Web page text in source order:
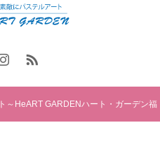
～HeART GARDENハート・ガーデン福